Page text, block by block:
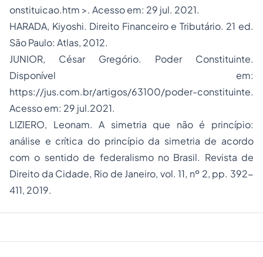
onstituicao.htm >. Acesso em: 29 jul. 2021.
HARADA, Kiyoshi. Direito Financeiro e Tributário. 21 ed.
São Paulo: Atlas, 2012.
JUNIOR, César Gregório. Poder Constituinte.
Disponível em:
https://jus.com.br/artigos/63100/poder-constituinte.
Acesso em: 29 jul.2021.
LIZIERO, Leonam. A simetria que não é princípio:
análise e crítica do princípio da simetria de acordo
com o sentido de federalismo no Brasil. Revista de
Direito da Cidade, Rio de Janeiro, vol. 11, nº 2, pp. 392-
411, 2019.